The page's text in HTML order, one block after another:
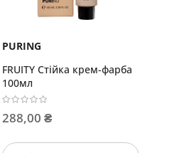
PURING
FRUITY Стійка крем-фарба
100мл
288,00 ₴